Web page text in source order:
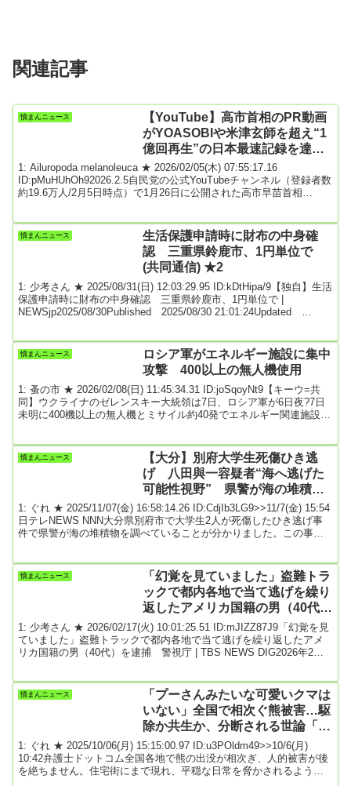
関連記事
憤まんニュース
【YouTube】高市首相のPR動画
がYOASOBIや米津玄師を超え“1
億回再生”の日本最速記録を達成
「莫大な広告費が使われているの
では」の声も
1: Ailuropoda melanoleuca ★ 2026/02/05(木) 07:55:17.16
ID:pMuHUhOh92026.2.5自民党の公式YouTubeチャンネル（登録者数
約19.6万人/2月5日時点）で1月26日に公開された高市早苗首相
市総裁メッセージ】日本列島を、強く豊かに」というタイトルで、2
月8日投開票の衆議院選挙公示日前日である1月26日...
憤まんニュース
生活保護申請時に財布の中身確
認 三重県鈴鹿市、1円単位で
(共同通信) ★2
1: 少考さん ★ 2025/08/31(日) 12:03:29.95 ID:kDtHipa/9【独自】生活
保護申請時に財布の中身確認 三重県鈴鹿市、1円単位で |
NEWSjp2025/08/30Published 2025/08/30 21:01:24Updated
取材で分かった。厚生労働省によると、申請時には資産や収入を報
告するよう求めるが、財布...
憤まんニュース
ロシア軍がエネルギー施設に集中
攻撃 400以上の無人機使用
1: 蚤の市 ★ 2026/02/08(日) 11:45:34.31 ID:joSqoyNt9【キーウ=共
同】ウクライナのゼレンスキー大統領は7日、ロシア軍が6日夜?7日
未明に400機以上の無人機とミサイル約40発でエネルギー関連施設を
る狙いがある。ゼレンスキー氏によると、主な標的は電力網や発電
施設、変電所。西部のリビウ州やボリン州などで被害が確認され
た。使用された無人機の大...
憤まんニュース
【大分】別府大学生死傷ひき逃
げ 八田與一容疑者“海へ逃げた
可能性視野” 県警が海の堆積物
調べる
1: ぐれ ★ 2025/11/07(金) 16:58:14.26 ID:CdjIb3LG9>>11/7(金) 15:54
日テレNEWS NNN大分県別府市で大学生2人が死傷したひき逃げ事
件で県警が海の堆積物を調べていることが分かりました。この事件
の疑いで重要指名手配されている八田與一容疑者の行方を追ってい
ます。こうした中、八田容疑者の手がかりを探すため県警が海の堆
憤まんニュース
「幻覚を見ていました」盗難トラ
ックで都内各地で当て逃げを繰り
返したアメリカ国籍の男（40代）
を逮捕 警視庁…容疑を否認
1: 少考さん ★ 2026/02/17(火) 10:01:25.51 ID:mJIZZ87J9「幻覚を見
ていました」盗難トラックで都内各地で当て逃げを繰り返したアメ
リカ国籍の男（40代）を逮捕 警視庁 | TBS NEWS DIG2026年2月
ていたアメリカ国籍の40代の男を逮捕しました。この事件はおとと
い、千代田区で盗まれたトラックが文京区や台東区などで立て続...
憤まんニュース
「プーさんみたいな可愛いクマは
いない」全国で相次ぐ熊被害…駆
除か共生か、分断される世論「か
わいそう論者は熊に食われてみ
ろ」
1: ぐれ ★ 2025/10/06(月) 15:15:00.97 ID:u3POldm49>>10/6(月)
10:42弁護士ドットコム全国各地で熊の出没が相次ぎ、人的被害が後
を絶ちません。住宅街にまで現れ、平穏な日常を脅かされるように